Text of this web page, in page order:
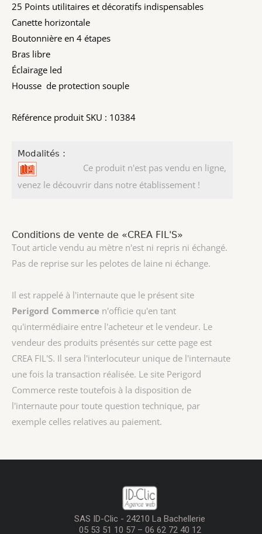
25 Points utilitaires et décoratifs indispensables
Canette horizontale
Boutonnière en 4 étapes
Bras libre
Éclairage led
Housse de protection souple
Référence produit SKU : 10384
Modalités :
Ce produit n'est pas vendu en ligne,
venez le découvrir dans notre établissement !
Conditions de vente de «CREA FIL'S»
Tout article vendu au mètre n'est ni repris ni échangé.
Pas de reprise sur les pelotes de laine ni échange.
Il est rappelé à l'internaute que le présent site
Perigord Commerce n'officie qu'en tant
qu'intermédiaire entre l'acheteur et le vendeur. Le
vendeur des produits présentés sur cette page est
CREA FIL'S. Il sera l'interlocuteur unique de l'internaute
une fois la transaction réalisée. Le site Perigord
Commerce reste toutefois à la disposition de
l'internaute pour toute question technique, par
exemple celles relatives au paiement.
SAS ID-Clic - 24210 La Bachellerie
05 53 51 10 57 – 06 62 72 40 12